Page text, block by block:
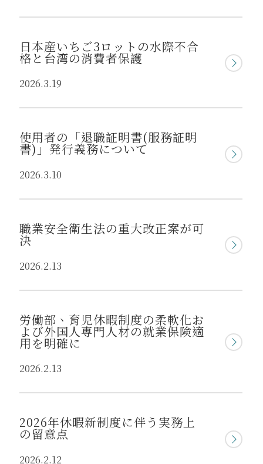
日本産いちご3ロットの水際不合
格と台湾の消費者保護
2026.3.19
使用者の「退職証明書(服務証明
書)」発行義務について
2026.3.10
職業安全衛生法の重大改正案が可
決
2026.2.13
労働部、育児休暇制度の柔軟化お
よび外国人専門人材の就業保険適
用を明確に
2026.2.13
2026年休暇新制度に伴う実務上
の留意点
2026.2.12